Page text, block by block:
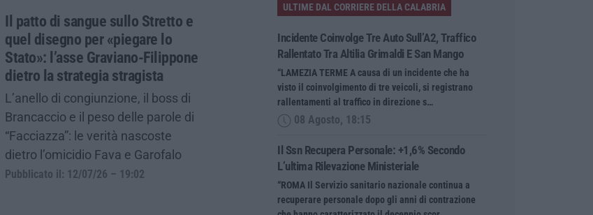
Il patto di sangue sullo Stretto e
quel disegno per «piegare lo
Stato»: l’asse Graviano-Filippone
dietro la strategia stragista
L’anello di congiunzione, il boss di
Brancaccio e il peso delle parole di
“Facciazza”: le verità nascoste
dietro l’omicidio Fava e Garofalo
Pubblicato il: 12/07/26 – 19:02
ULTIME DAL CORRIERE DELLA CALABRIA
Incidente Coinvolge Tre Auto Sull’A2, Traffico
Rallentato Tra Altilia Grimaldi E San Mango
“LAMEZIA TERME A causa di un incidente che ha
visto il coinvolgimento di tre veicoli, si registrano
rallentamenti al traffico in direzione s…
08 Agosto, 18:15
Il Ssn Recupera Personale: +1,6% Secondo
L’ultima Rilevazione Ministeriale
“ROMA Il Servizio sanitario nazionale continua a
recuperare personale dopo gli anni di contrazione